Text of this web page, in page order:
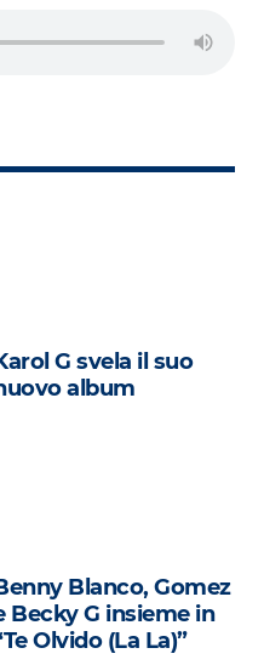
Club
G svela il suo
album
Blanco, Gomez
Becky G insieme in
Olvido (La La)”